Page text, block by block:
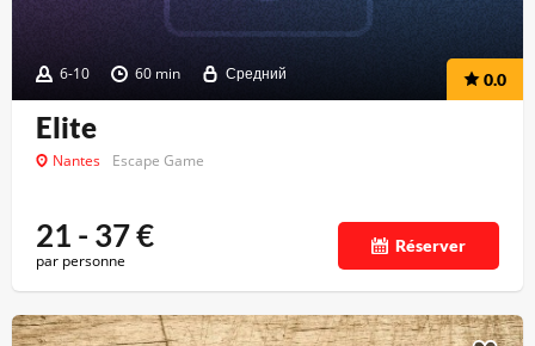
6-10 60 min Средний 0.0
Elite
Nantes Escape Game
21 - 37€
par personne
Réserver